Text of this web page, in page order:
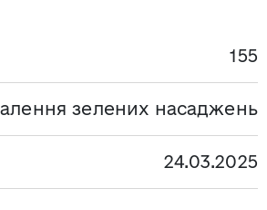
155
зелених насаджень
24.03.2025